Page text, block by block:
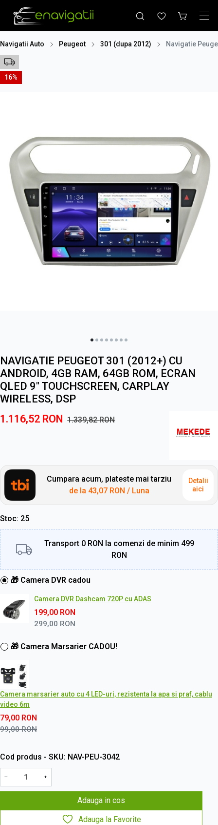
Navigatii Auto Peugeot 301 (dupa 2012) Navigatie
16%
NAVIGATIE PEUGEOT 301 (2012+) CU
ANDROID, 4GB RAM, 64GB ROM, ECRAN
QLED 9" TOUCHSCREEN, CARPLAY
WIRELESS, DSP
1.116,52 RON 1.339,82RON
Cumpara acum, plateste mai tarziu
de la 43,07 RON / Luna
Detalii
aici
Stoc 25
Transport 0 RON la comenzi de minim 499
RON
🎁 Camera DVR cadou
Camera DVR Dashcam 720P cu ADAS
199,00 RON
299,00RON
🎁 Camera Marsarier CADOU!
Camera marsarier auto cu 4 LED-uri, rezistenta la apa si praf, cablu
video 6m
79,00 RON
99,00RON
Cod produs - SKU NAV-PEU-3042
− +
Adauga in cos
Adauga la Favorite